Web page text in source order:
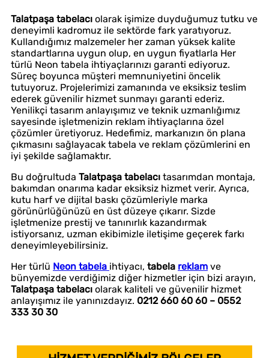
Talatpaşa tabelacı olarak işimize duyduğumuz tutku ve
deneyimli kadromuz ile sektörde fark yaratıyoruz.
Kullandığımız malzemeler her zaman yüksek kalite
standartlarına uygun olup, en uygun fiyatlarla Her
türlü Neon tabela ihtiyaçlarınızı garanti ediyoruz.
Süreç boyunca müşteri memnuniyetini öncelik
tutuyoruz. Projelerimizi zamanında ve eksiksiz teslim
ederek güvenilir hizmet sunmayı garanti ederiz.
Yenilikçi tasarım anlayışımız ve teknik uzmanlığımız
sayesinde işletmenizin reklam ihtiyaçlarına özel
çözümler üretiyoruz. Hedefimiz, markanızın ön plana
çıkmasını sağlayacak tabela ve reklam çözümlerini en
iyi şekilde sağlamaktır.
Bu doğrultuda Talatpaşa tabelacı tasarımdan montaja,
bakımdan onarıma kadar eksiksiz hizmet verir. Ayrıca,
kutu harf ve dijital baskı çözümleriyle marka
görünürlüğünüzü en üst düzeye çıkarır. Sizde
işletmenize prestij ve tanınırlık kazandırmak
istiyorsanız, uzman ekibimizle iletişime geçerek farkı
deneyimleyebilirsiniz.
Her türlü Neon tabela ihtiyacı, tabela reklam ve
bünyemizde verdiğimiz diğer hizmetler için bizi arayın,
Talatpaşa tabelacı olarak kaliteli ve güvenilir hizmet
anlayışımız ile yanınızdayız. 0212 660 60 60 – 0552
333 30 30